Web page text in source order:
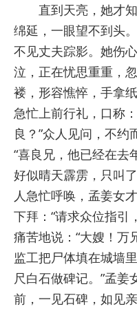
直到天亮，她才知
绵延，一眼望不到头
不见丈夫踪影。她伤
泣，正在忧思重重，
褛，形容憔悴，手拿
急忙上前行礼，口称
良？”众人见问，不约
“喜良兄，他已经在去
好似晴天霹雳，只叫
人急忙呼唤，孟姜女
下拜：“请求众位指引
痛苦地说：“大嫂！万
监工把尸体填在城墙
尺白石做碑记。”孟
前，一见石碑，如见